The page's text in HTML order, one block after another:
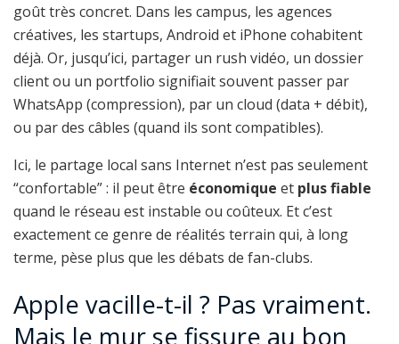
goût très concret. Dans les campus, les agences
créatives, les startups, Android et iPhone cohabitent
déjà. Or, jusqu’ici, partager un rush vidéo, un dossier
client ou un portfolio signifiait souvent passer par
WhatsApp (compression), par un cloud (data + débit),
ou par des câbles (quand ils sont compatibles).
Ici, le partage local sans Internet n’est pas seulement
“confortable” : il peut être économique et plus fiable
quand le réseau est instable ou coûteux. Et c’est
exactement ce genre de réalités terrain qui, à long
terme, pèse plus que les débats de fan-clubs.
Apple vacille-t-il ? Pas vraiment.
Mais le mur se fissure au bon